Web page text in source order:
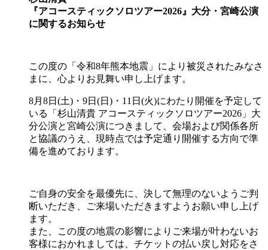
『アコースティックソロツアー2026』大分・宮崎公演
に関するお知らせ
この度の「令和8年熊本地震」により被災されたみなさ
まに、心よりお見舞い申し上げます。
8月8日(土)・9日(日)・11日(火)にわたり開催を予定して
いる「杉山清貴 アコースティックソロツアー2026」大
分公演と宮崎公演につきまして、会場および関係各所
と協議のうえ、現時点では予定通り開催する方向で準
備を進めております。
ご自身の安全を最優先に、決して無理のないようご判
断いただき、ご来場いただきますようお願い申し上げ
ます。
また、この度の地震の影響によりご来場が叶わないお
客様におかれましては、チケットの払い戻し対応をさ